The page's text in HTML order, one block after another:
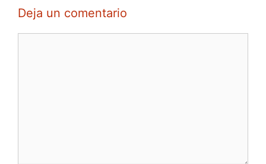
Deja un comentario